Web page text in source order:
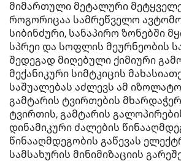
მიმართული მეტალური
როგორიცაა სამრეწველო
სიბინძური, სანაპირო ზონებში
სპრეი და სოფლის მეურნეობის
შედეგად მიღებული ქიმიური
მექანიკური სიმტკიცის
საშუალებას აძლევს ამ
გამტარის ტვირთების
ტვირთის, გამტარის
დინამიკური ძალების
წინააღმდეგობის გაწევას
სამსახურის მინიმიზაციის